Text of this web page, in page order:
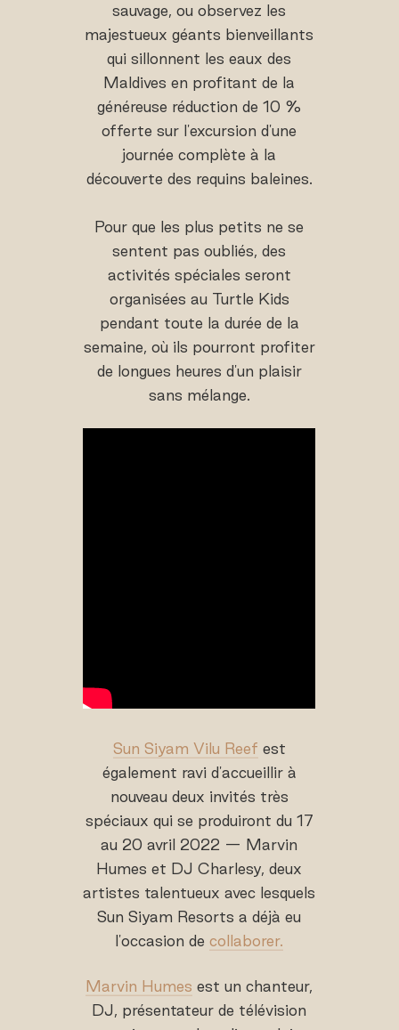
sauvage, ou observez les
majestueux géants bienveillants
qui sillonnent les eaux des
Maldives en profitant de la
généreuse réduction de 10 %
offerte sur l'excursion d'une
journée complète à la
découverte des requins baleines.
Pour que les plus petits ne se
sentent pas oubliés, des
activités spéciales seront
organisées au Turtle Kids
pendant toute la durée de la
semaine, où ils pourront profiter
de longues heures d'un plaisir
sans mélange.
Sun Siyam Vilu Reef est
également ravi d'accueillir à
nouveau deux invités très
spéciaux qui se produiront du 17
au 20 avril 2022 — Marvin
Humes et DJ Charlesy, deux
artistes talentueux avec lesquels
Sun Siyam Resorts a déjà eu
l'occasion decollaborer.
Marvin Humes est un chanteur,
DJ, présentateur de télévision